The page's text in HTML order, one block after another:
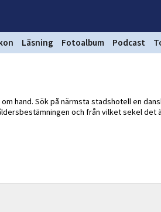
Läsning Fotoalbum Podcast
hand. Sök på närmsta stadshotell en
och från vilket sekel det